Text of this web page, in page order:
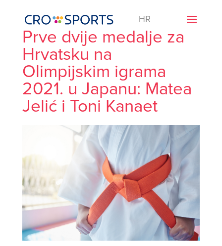
HR
Prve dvije medalje za
Hrvatsku na
Olimpijskim igrama
2021. u Japanu: Matea
Jelić i Toni Kanaet